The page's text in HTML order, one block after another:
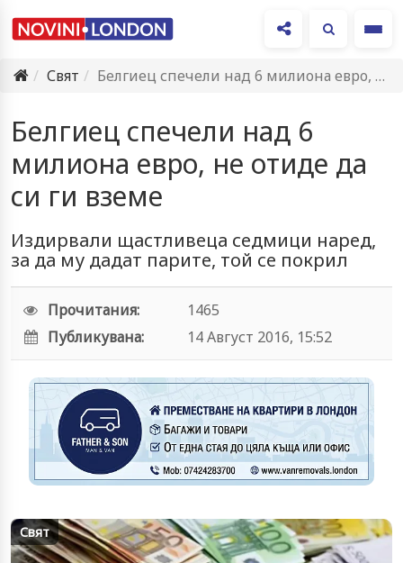
Свят
Белгиец спечели над 6 милиона евро, не отиде да си…
Белгиец спечели над 6
милиона евро, не отиде да
си ги вземе
Издирвали щастливеца седмици наред,
за да му дадат парите, той се покрил
Прочитания:
1465
Публикувана:
14 Август 2016, 15:52
Свят